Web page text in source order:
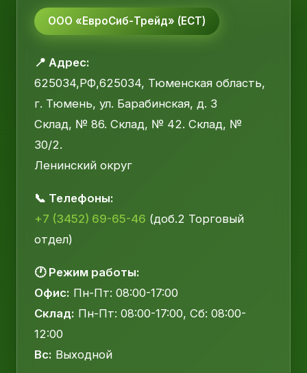
ООО «ЕвроСиб-Трейд» (ЕСТ)
📍 Адрес:
625034,РФ,625034, Тюменская область,
г. Тюмень, ул. Барабинская, д. 3
Склад, № 86. Склад, № 42. Склад, №
30/2.
Ленинский округ
📞 Телефоны:
+7 (3452) 69-65-46 (доб.2 Торговый
отдел)
🕐 Режим работы:
Офис: Пн-Пт: 08:00-17:00
Склад: Пн-Пт: 08:00-17:00, Сб: 08:00-
12:00
Вс: Выходной